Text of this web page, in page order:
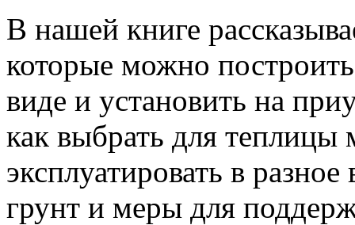
В нашей книге
которые можно
виде и установить на
как выбрать для теплицы
эксплуатировать в
грунт и меры для